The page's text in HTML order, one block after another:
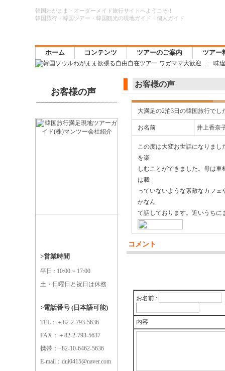
韓国わがまま・オーダーメイド旅行サイトへようこそ！
韓国旅行・韓国ツアー・韓国観光の現地ガイド・個人ガイド
ホーム コンテンツ ツアーのご案内 ツアー
お客様の声
>営業時間
平日 : 10:00 ~ 17:00
土・日曜日と祝日は休務
>電話番号 (日本語可能)
TEL：＋82-2-793-5636
FAX：＋82-2-793-5637
携帯：+82-10-6462-5636
E-mail：dui0415@naver.com
お客様の声
大満足の2泊3日の韓国旅行でし
お名前 井上香奈
この度は大変お世話になりま
を楽
しむことができました。母は
は載
っていないような素敵なカフ
かなん
て話しております。近いうちに
コメント
お名前 :
内容